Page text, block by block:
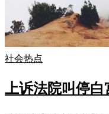
社会热点
上诉法院叫停白